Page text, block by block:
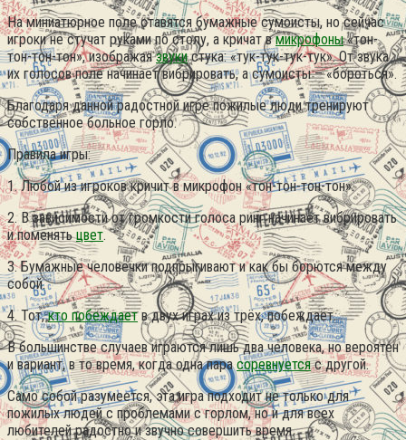
На миниатюрное поле ставятся бумажные сумоисты, но сейчас
игроки не стучат руками по столу, а кричат вмикрофоны«тон-
тон-тон-тон», изображаязвукистука: «тук-тук-тук-тук». От звука
их голосов поле начинает вибрировать, а сумоисты – «бороться».
Благодаря данной радостной игре пожилые люди тренируют
собственное больное горло.
Правила игры:
1. Любой из игроков кричит в микрофон «тон-тон-тон-тон».
2. В зависимости от громкости голоса ринг начинает вибрировать
и поменятьцвет.
3. Бумажные человечки подпрыгивают и как бы борются между
собой.
4. Тот,кто побеждаетв двух играх из трёх, побеждает.
В большинстве случаев играются лишь два человека, но вероятен
и вариант, в то время, когда одна парасоревнуетсяс другой.
Само собой разумеется, эта игра подходит не только для
пожилых людей с проблемами с горлом, но и для всех
любителей радостно и звучно совершить время.